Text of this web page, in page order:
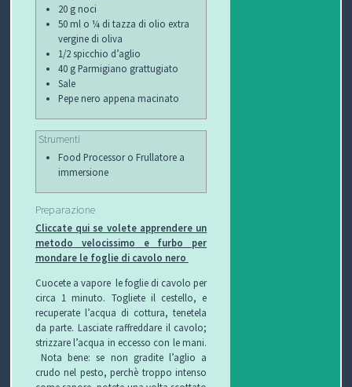
20 g noci
50 ml o ¼ di tazza di olio extra
vergine di oliva
1/2 spicchio d’aglio
40 g Parmigiano grattugiato
Sale
Pepe nero appena macinato
Strumenti
Food Processor o Frullatore a
immersione
Preparazione
Cliccate qui se volete apprendere un
metodo velocissimo e furbo per
mondare le foglie di cavolo nero
Cuocete a vapore le foglie di cavolo per
circa 1 minuto. Togliete il cestello, e
recuperate l’acqua di cottura, tenetela
da parte. Lasciate raffreddare il cavolo;
strizzare l’acqua in eccesso con le mani.
Nota bene: se non gradite l’aglio a
crudo nel pesto, perchè troppo intenso